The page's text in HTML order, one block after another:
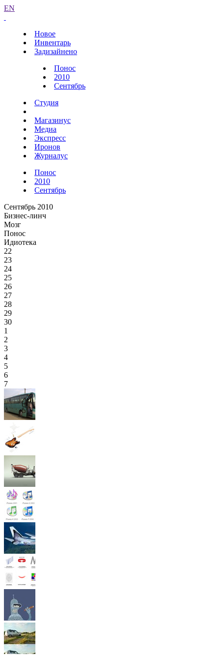
EN
Новое
Инвентарь
Задизайнено
Понос
2010
Сентябрь
Студия
Магазинус
Медиа
Экспресс
Иронов
Журналус
Понос
2010
Сентябрь
Сентябрь 2010
Бизнес-линч
Мозг
Понос
Идиотека
22
23
24
25
26
27
28
29
30
1
2
3
4
5
6
7